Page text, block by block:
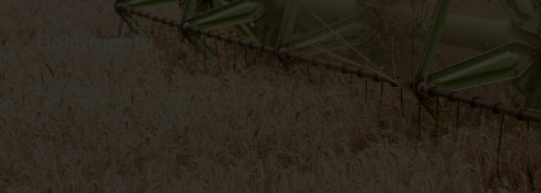
Dokumenty
Regulamin
Polityka prywatności
Reklamacje i zwroty
Dostawy
Płatności